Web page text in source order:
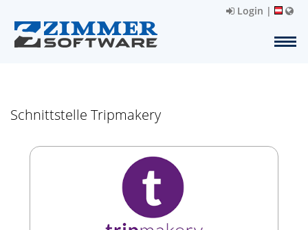
Login |
Schnittstelle Tripmakery